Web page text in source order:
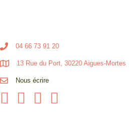
04 66 73 91 20
13 Rue du Port, 30220 Aigues-Mortes
Nous écrire